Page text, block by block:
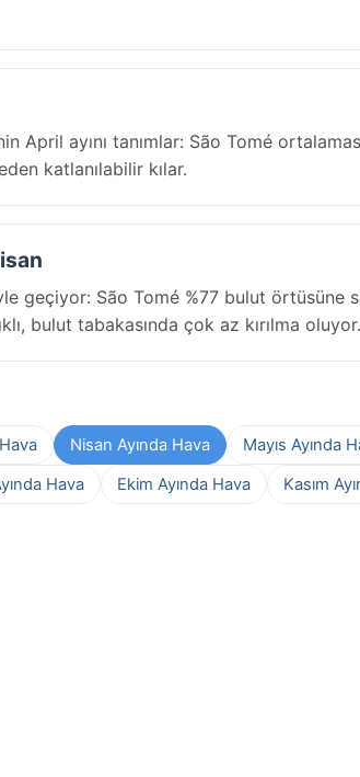
April ayını tanımlar: São Tomé
katlanılabilir kılar.
geçiyor: São Tomé %77 bulut örtüsüne
bulut tabakasında çok az kırılma oluyor.
Nisan Ayında Hava Mayıs Ayında
Hava Ekim Ayında Hava
Kasım